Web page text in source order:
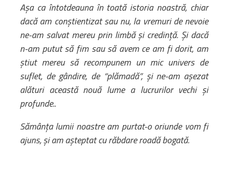
Așa ca întotdeauna în toată istoria noastră, chiar
dacă am conștientizat sau nu, la vremuri de nevoie
ne-am salvat mereu prin limbă și credință. Și dacă
n-am putut să fim sau să avem ce am fi dorit, am
știut mereu să recompunem un mic univers de
suflet, de gândire, de “plămadă”, și ne-am așezat
alături această nouă lume a lucrurilor vechi și
profunde..
Sămânța lumii noastre am purtat-o oriunde vom fi
ajuns, și am așteptat cu răbdare roadă bogată.